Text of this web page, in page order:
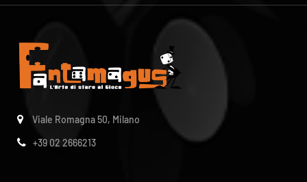
Viale Romagna 50, Milano
+39 02 2666213